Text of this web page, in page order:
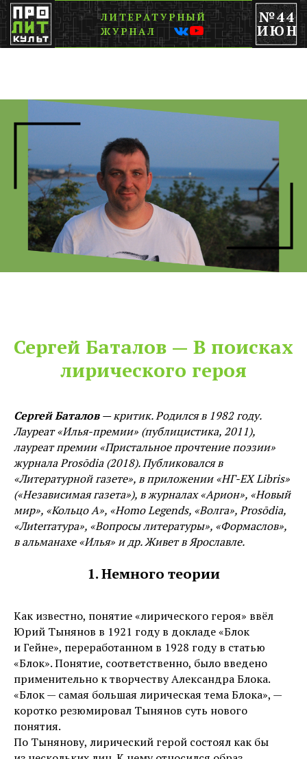
ЛИТЕРАТУРНЫЙ
ЖУРНАЛ
№44
ИЮН
Сергей Баталов — В поисках
лирического героя
Сергей Баталов— критик. Родился в 1982 году.
Лауреат «Илья-премии» (публицистика, 2011),
лауреат премии «Пристальное прочтение поэзии»
журнала Prosōdia (2018). Публиковался в
«Литературной газете», в приложении «НГ-EX Libris»
(«Независимая газета»), в журналах «Арион», «Новый
мир», «Кольцо А», «Homo Legends, «Волга», Prosōdia,
«Лиterraтура», «Вопросы литературы», «Формаслов»,
в альманахе «Илья» и др. Живет в Ярославле.
1. Немного теории
Как известно, понятие «лирического героя» ввёл
Юрий Тынянов в 1921 году в докладе «Блок
и Гейне», переработанном в 1928 году в статью
«Блок». Понятие, соответственно, было введено
применительно к творчеству Александра Блока.
«Блок — самая большая лирическая тема Блока», —
коротко резюмировал Тынянов суть нового
понятия.
По Тынянову, лирический герой состоял как бы